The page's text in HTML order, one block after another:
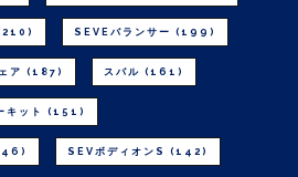
SEVEバランサー (199)
ア (187) スバル (161)
キット (151)
SEVボディオンS (142)